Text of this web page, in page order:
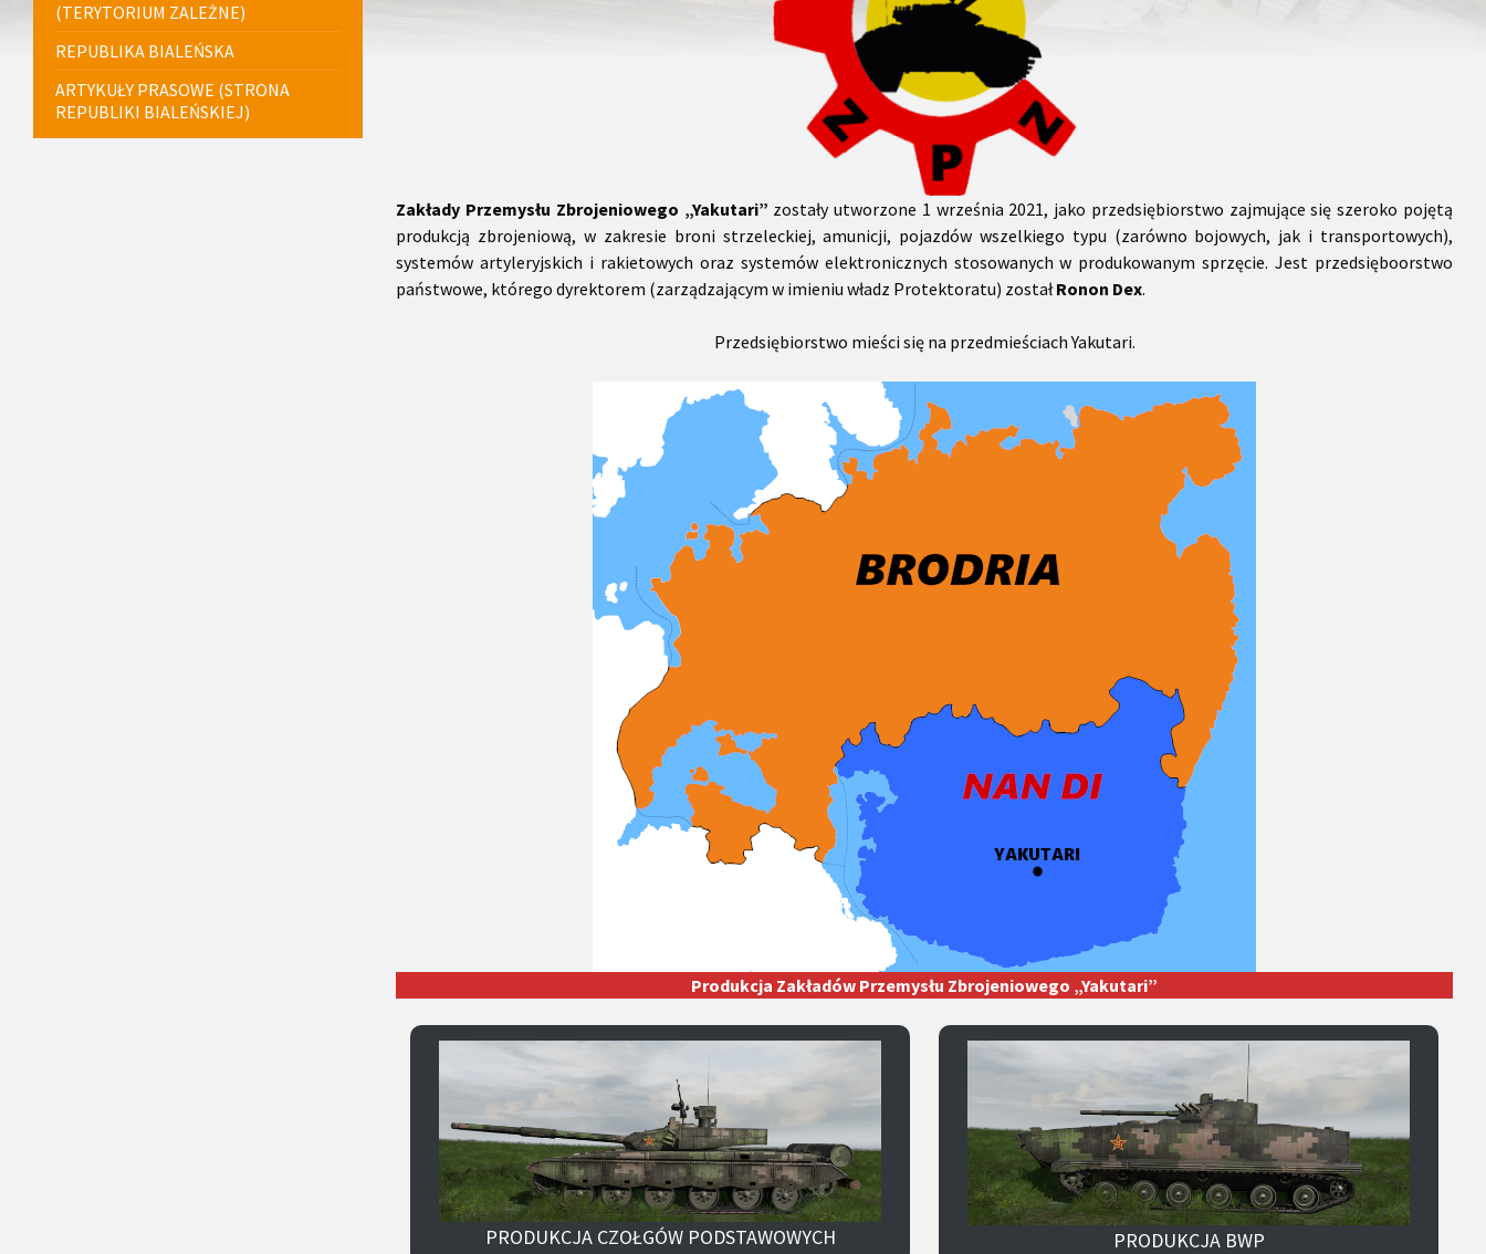
Zakłady Przemysłu Zbrojeniowego „Yakutari” zostały utworzone 1 września 2021, jako przedsiębiorstwo zajmujące się szeroko pojętą
produkcją zbrojeniową, w zakresie broni strzeleckiej, amunicji, pojazdów wszelkiego typu (zarówno bojowych, jak i transportowych),
systemów artyleryjskich i rakietowych oraz systemów elektronicznych stosowanych w produkowanym sprzęcie. Jest przedsięboorstwo
państwowe, którego dyrektorem (zarządzającym w imieniu władz Protektoratu) zostałRonon Dex.
Przedsiębiorstwo mieści się na przedmieściach Yakutari.
Produkcja Zakładów Przemysłu Zbrojeniowego „Yakutari”
PRODUKCJA CZOŁGÓW PODSTAWOWYCH PRODUKCJA BWP
(TERYTORIUM ZALEŻNE)
REPUBLIKA BIALEŃSKA
ARTYKUŁY PRASOWE (STRONA
REPUBLIKI BIALEŃSKIEJ)